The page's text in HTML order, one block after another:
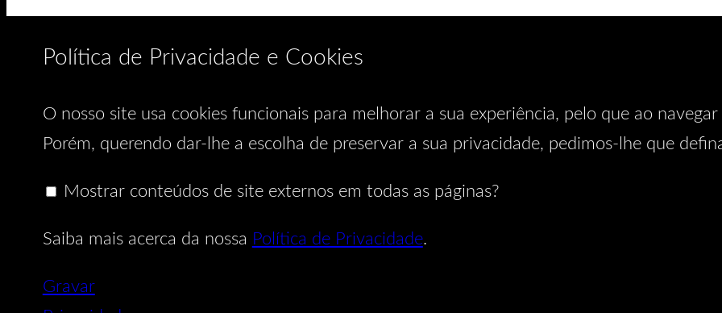
Política de Privacidade e Cookies
O nosso site usa cookies funcionais para melhorar a sua experiência, pelo que ao
Porém, querendo dar-lhe a escolha de preservar a sua privacidade, pedimos-lhe que
Mostrar conteúdos de site externos em todas as páginas?
Saiba mais acerca da nossa Política de Privacidade.
Gravar